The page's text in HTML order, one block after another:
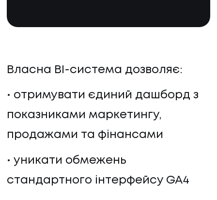
Власна BI-система дозволяє:
отримувати єдиний дашборд з
показниками маркетингу,
продажами та фінансами
уникати обмежень
стандартного інтерфейсу GA4